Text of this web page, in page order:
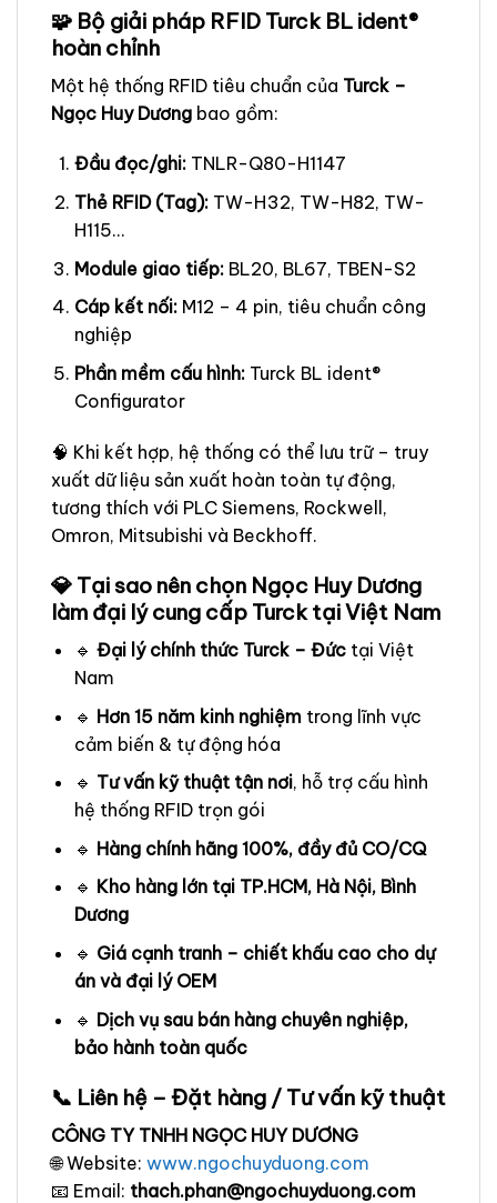
🧩 Bộ giải pháp RFID Turck BL ident®
hoàn chỉnh
Một hệ thống RFID tiêu chuẩn của Turck –
Ngọc Huy Dương bao gồm:
Đầu đọc/ghi:TNLR-Q80-H1147
Thẻ RFID (Tag):TW-H32, TW-H82, TW-
H115…
Module giao tiếp:BL20, BL67, TBEN-S2
Cáp kết nối:M12 – 4 pin, tiêu chuẩn công
nghiệp
Phần mềm cấu hình:Turck BL ident®
Configurator
🧠 Khi kết hợp, hệ thống có thể lưu trữ – truy
xuất dữ liệu sản xuất hoàn toàn tự động,
tương thích với PLC Siemens, Rockwell,
Omron, Mitsubishi và Beckhoff.
💎 Tại sao nên chọn Ngọc Huy Dương
làm đại lý cung cấp Turck tại Việt Nam
🔹 Đại lý chính thức Turck – Đứctại Việt
Nam
🔹 Hơn 15 năm kinh nghiệmtrong lĩnh vực
cảm biến & tự động hóa
🔹 Tư vấn kỹ thuật tận nơi, hỗ trợ cấu hình
hệ thống RFID trọn gói
🔹 Hàng chính hãng 100%, đầy đủ CO/CQ
🔹 Kho hàng lớn tại TP.HCM, Hà Nội, Bình
Dương
🔹 Giá cạnh tranh – chiết khấu cao cho dự
án và đại lý OEM
🔹 Dịch vụ sau bán hàng chuyên nghiệp,
bảo hành toàn quốc
📞 Liên hệ – Đặt hàng / Tư vấn kỹ thuật
CÔNG TY TNHH NGỌC HUY DƯƠNG
🌐 Website: www.ngochuyduong.com
📧 Email: thach.phan@ngochuyduong.com